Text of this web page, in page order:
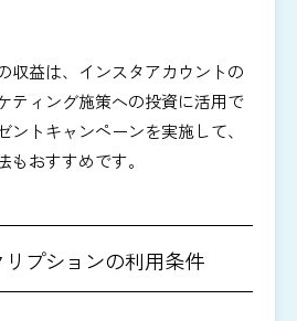
収益は、インスタアカウントの
ティング施策への投資に活用で
ントキャンペーンを実施して、
おすすめです。
プションの利用条件